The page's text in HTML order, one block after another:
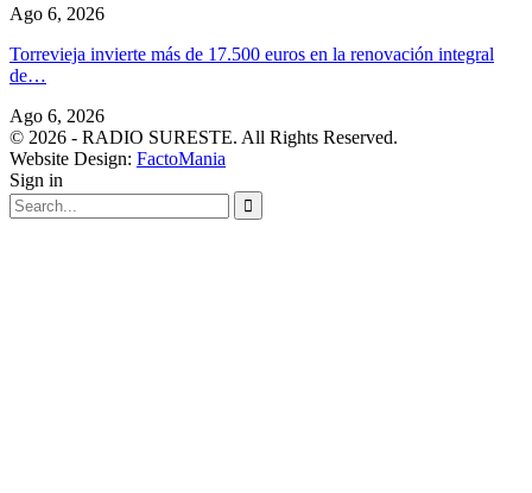
Ago 6, 2026
Torrevieja invierte más de 17.500 euros en la renovación integral
de…
Ago 6, 2026
© 2026 - RADIO SURESTE. All Rights Reserved.
Website Design: FactoMania
Sign in